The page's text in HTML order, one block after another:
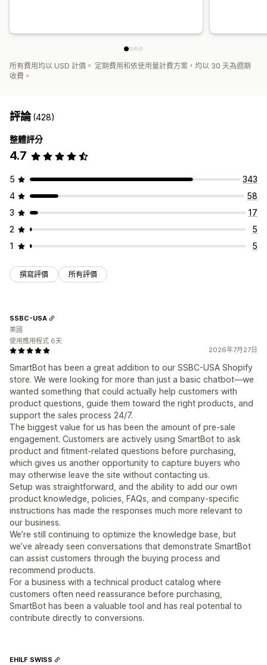
所有費用均以 USD 計價。 定期費用和依使用量計費方案，均以 30 天為週期
收費。
評論(428)
整體評分
4.7
5
343
4
58
3
17
2
5
1
5
撰寫評價 所有評價
2026年7月27日
SmartBot has been a great addition to our SSBC-USA Shopify
store. We were looking for more than just a basic chatbot—we
wanted something that could actually help customers with
product questions, guide them toward the right products, and
support the sales process 24/7.
The biggest value for us has been the amount of pre-sale
engagement. Customers are actively using SmartBot to ask
product and fitment-related questions before purchasing,
which gives us another opportunity to capture buyers who
may otherwise leave the site without contacting us.
Setup was straightforward, and the ability to add our own
product knowledge, policies, FAQs, and company-specific
instructions has made the responses much more relevant to
our business.
We’re still continuing to optimize the knowledge base, but
we’ve already seen conversations that demonstrate SmartBot
can assist customers through the buying process and
recommend products.
For a business with a technical product catalog where
customers often need reassurance before purchasing,
SmartBot has been a valuable tool and has real potential to
contribute directly to conversions.
SSBC-USA
美國
使用應用程式 6天
EHILF SWISS